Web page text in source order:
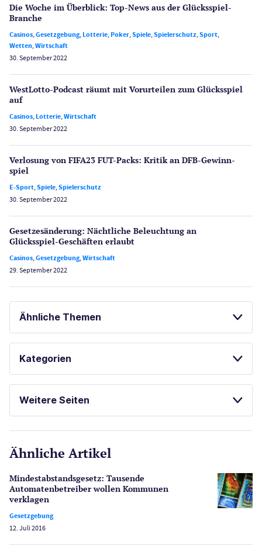
Die Woche im Überblick: Top-News aus der Glücksspiel-
Branche
Casinos,Gesetzgebung,Lotterie,Poker,Spiele,Spielerschutz,Sport,
Wetten,Wirtschaft
30. September 2022
WestLotto-Podcast räumt mit Vorurteilen zum Glücksspiel
auf
Casinos,Lotterie,Wirtschaft
30. September 2022
Verlosung von FIFA23 FUT-Packs: Kritik an DFB-Gewinn­
spiel
E-Sport,Spiele,Spielerschutz
30. September 2022
Gesetzes­änderung: Nächtliche Beleuch­tung an
Glücksspiel-Geschäften erlaubt
Casinos,Gesetzgebung,Wirtschaft
29. September 2022
Ähnliche Themen
TIPICO CASINO TEST
GLÜCKSSPIEL ONLINE
Kategorien
Gesetzgebung
Lotterie
Poker
Weitere Seiten
CasinoOnline.de
PayPal Casinos
Novoline Casinos
Ähnliche Artikel
Mindestabstandsgesetz: Tausende
Automatenbetreiber wollen Kommunen
verklagen
Gesetzgebung
12. Juli 2016